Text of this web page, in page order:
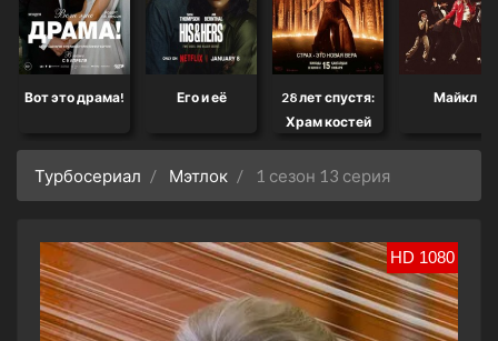
Вот это драма! Его и её
28 лет спустя:
Храм костей
Майкл
Турбосериал Мэтлок 1 сезон 13 серия
HD 1080